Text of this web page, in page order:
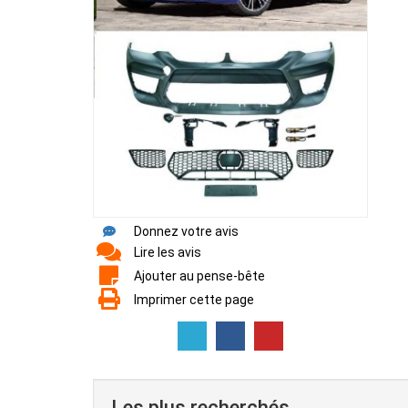
Donnez votre avis
Lire les avis
Ajouter au pense-bête
Imprimer cette page